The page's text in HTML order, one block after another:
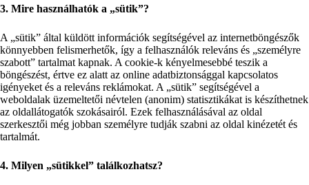
3. Mire használhatók a „sütik”?
A „sütik” által küldött információk segítségével az internetböngészők
könnyebben felismerhetők, így a felhasználók releváns és „személyre
szabott” tartalmat kapnak. A cookie-k kényelmesebbé teszik a
böngészést, értve ez alatt az online adatbiztonsággal kapcsolatos
igényeket és a releváns reklámokat. A „sütik” segítségével a
weboldalak üzemeltetői névtelen (anonim) statisztikákat is készíthetnek
az oldallátogatók szokásairól. Ezek felhasználásával az oldal
szerkesztői még jobban személyre tudják szabni az oldal kinézetét és
tartalmát.
4. Milyen „sütikkel” találkozhatsz?